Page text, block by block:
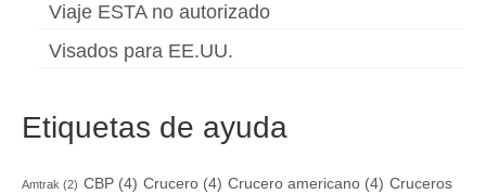
Viaje ESTA no autorizado
Visados para EE.UU.
Etiquetas de ayuda
Amtrak (2) CBP (4) Crucero (4) Crucero americano (4) Cruceros